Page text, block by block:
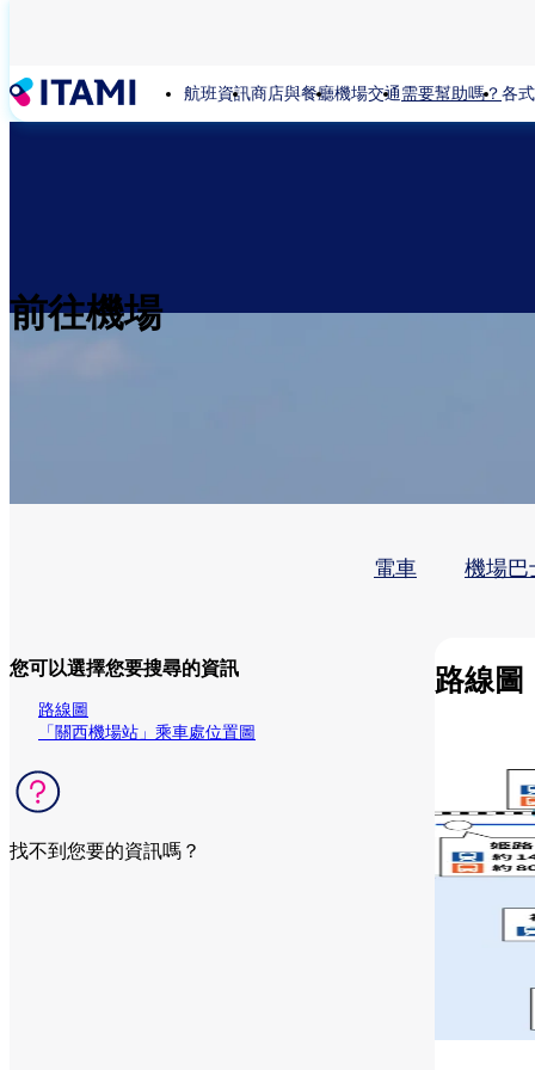
內
容
航班資訊商店與餐廳機場交通 需要幫助嗎？ 各
前往機場
電車 機場巴
您可以選擇您要搜尋的資訊
路線圖
「關西機場站」乘車處位置圖
找不到您要的資訊嗎？
路線圖